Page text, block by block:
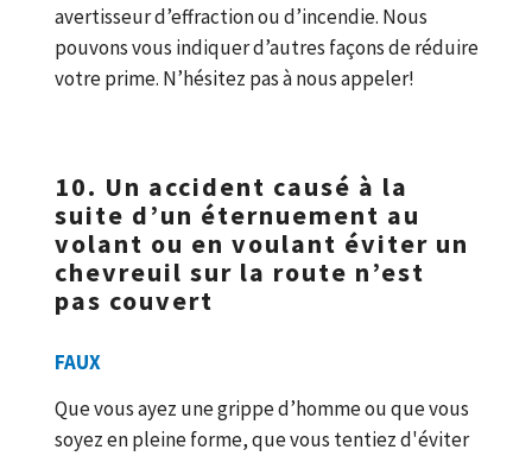
avertisseur d’effraction ou d’incendie. Nous
pouvons vous indiquer d’autres façons de réduire
votre prime. N’hésitez pas à nous appeler!
10. Un accident causé à la
suite d’un éternuement au
volant ou en voulant éviter un
chevreuil sur la route n’est
pas couvert
FAUX
Que vous ayez une grippe d’homme ou que vous
soyez en pleine forme, que vous tentiez d'éviter